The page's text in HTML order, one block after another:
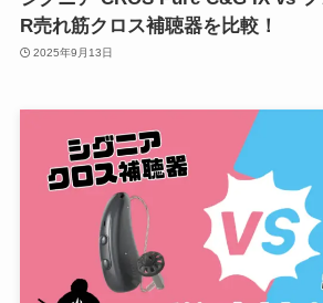
R売れ筋クロス補聴器を比較！
2025年9月13日